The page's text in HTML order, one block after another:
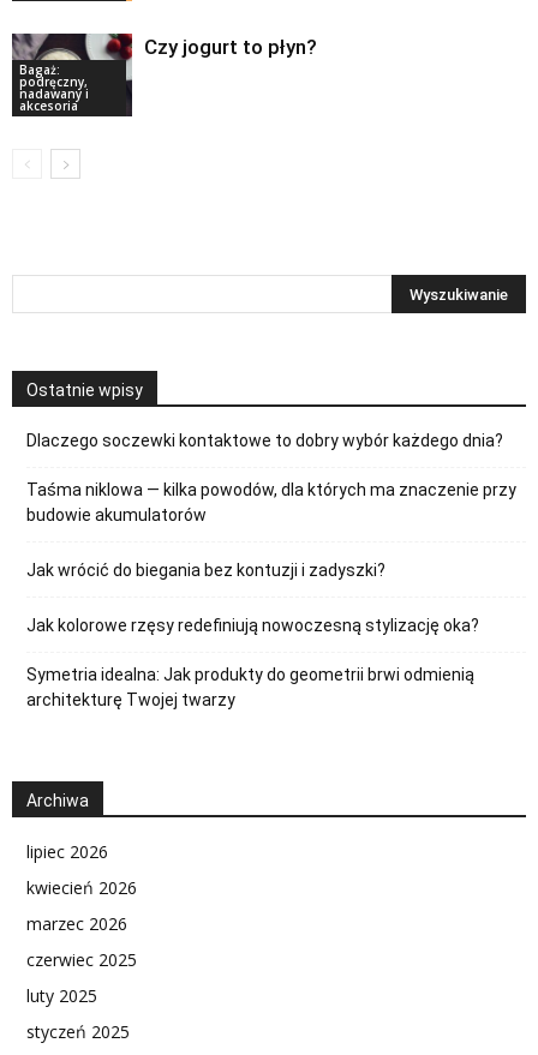
Bagaż:
podręczny,
nadawany i
akcesoria
Czy jogurt to płyn?
Ostatnie wpisy
Dlaczego soczewki kontaktowe to dobry wybór każdego dnia?
Taśma niklowa — kilka powodów, dla których ma znaczenie przy
budowie akumulatorów
Jak wrócić do biegania bez kontuzji i zadyszki?
Jak kolorowe rzęsy redefiniują nowoczesną stylizację oka?
Symetria idealna: Jak produkty do geometrii brwi odmienią
architekturę Twojej twarzy
Archiwa
lipiec 2026
kwiecień 2026
marzec 2026
czerwiec 2025
luty 2025
styczeń 2025